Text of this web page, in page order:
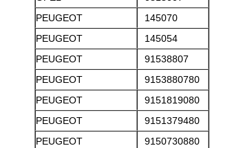
PEUGEOT
145070
PEUGEOT
145054
PEUGEOT
91538807
PEUGEOT
9153880780
PEUGEOT
9151819080
PEUGEOT
9151379480
PEUGEOT
9150730880